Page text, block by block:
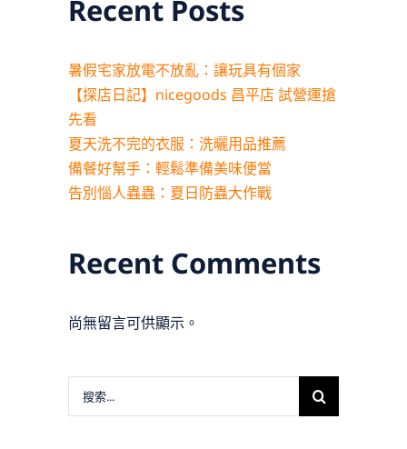
Recent Posts
暑假宅家放電不放亂：讓玩具有個家
【探店日記】nicegoods 昌平店 試營運搶
先看
夏天洗不完的衣服：洗曬用品推薦
備餐好幫手：輕鬆準備美味便當
告別惱人蟲蟲：夏日防蟲大作戰
Recent Comments
尚無留言可供顯示。
索